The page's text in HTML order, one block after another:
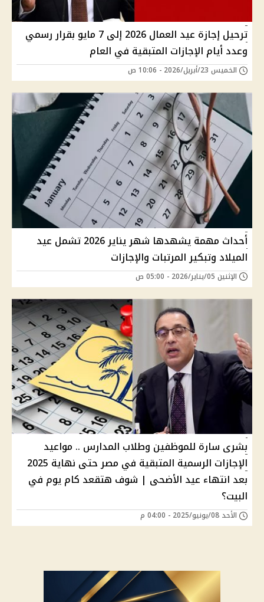
ترحيل إجازة عيد العمال 2026 إلى 7 مايو بقرار رسمي
وعدد أيام الإجازات المتبقية في العام
الخميس 23/أبريل/2026 - 10:06 ص
أحداث مهمة يشهدها شهر يناير 2026 تشمل عيد
الميلاد وتبكير المرتبات والإجازات
الإثنين 05/يناير/2026 - 05:00 ص
بشرى سارة للموظفين وطلاب المدارس .. مواعيد
الإجازات الرسمية المتبقية في مصر حتى نهاية 2025
بعد انتهاء عيد الأضحى | شوف هتقعد كام يوم في
البيت؟
الأحد 08/يونيو/2025 - 04:00 م